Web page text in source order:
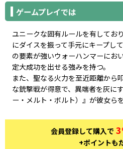
ゲームプレイでは
ユニークな固有ルールを有してお
にダイスを振って手元にキープし
の要素が強いウォーハンマーにお
定大成功を出せる強みを持つ。
また、聖なる火力を至近距離から
な銃撃戦が得意で、異端者を灰に
ー・メルト・ボルト）』が彼女ら
会員登録して購入で
+ポイントも